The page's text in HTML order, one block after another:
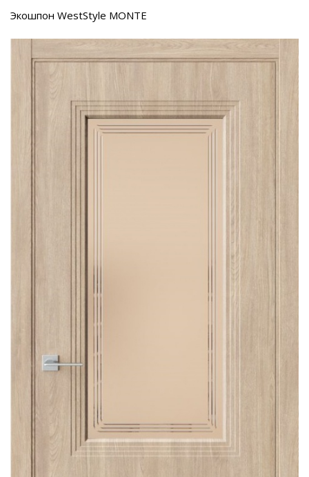
Экошпон WestStyle MONTE